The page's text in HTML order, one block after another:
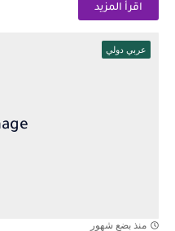
اقرأ المزيد
عربي دولي
منذ بضع شهور